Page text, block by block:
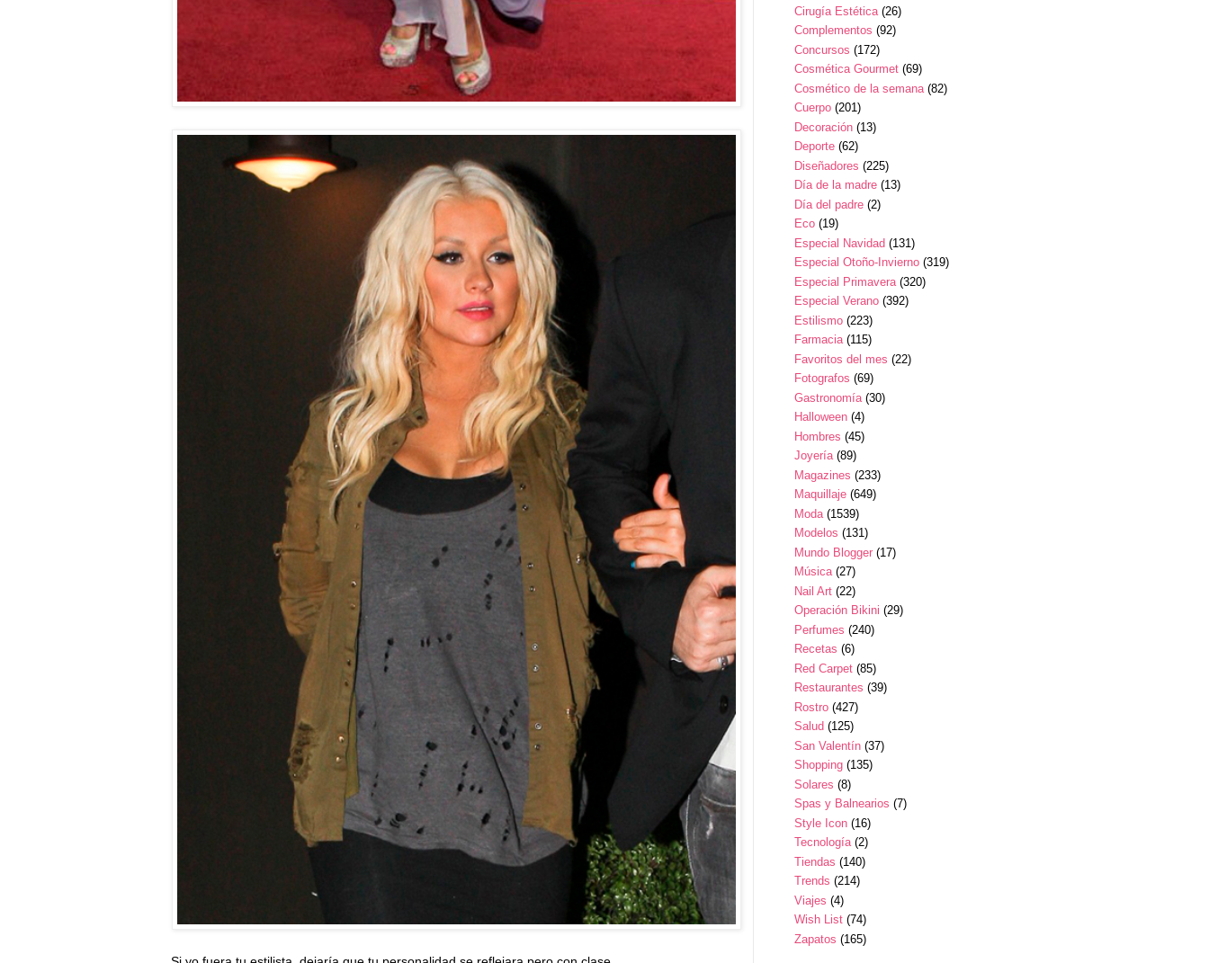
Cirugía Estética (26)
Complementos (92)
Concursos (172)
Cosmética Gourmet (69)
Cosmético de la semana (82)
Cuerpo (201)
Decoración (13)
Deporte (62)
Diseñadores (225)
Día de la madre (13)
Día del padre (2)
Eco (19)
Especial Navidad (131)
Especial Otoño-Invierno (319)
Especial Primavera (320)
Especial Verano (392)
Estilismo (223)
Farmacia (115)
Favoritos del mes (22)
Fotografos (69)
Gastronomía (30)
Halloween (4)
Hombres (45)
Joyería (89)
Magazines (233)
Maquillaje (649)
Moda (1539)
Modelos (131)
Mundo Blogger (17)
Música (27)
Nail Art (22)
Operación Bikini (29)
Perfumes (240)
Recetas (6)
Red Carpet (85)
Restaurantes (39)
Rostro (427)
Salud (125)
San Valentín (37)
Shopping (135)
Solares (8)
Spas y Balnearios (7)
Style Icon (16)
Tecnología (2)
Tiendas (140)
Trends (214)
Viajes (4)
Wish List (74)
Zapatos (165)